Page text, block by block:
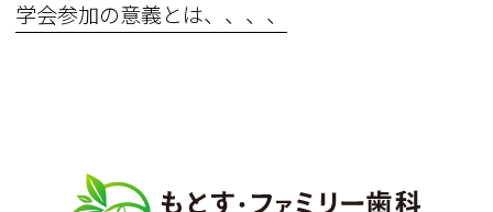
学会参加の意義とは、、、、